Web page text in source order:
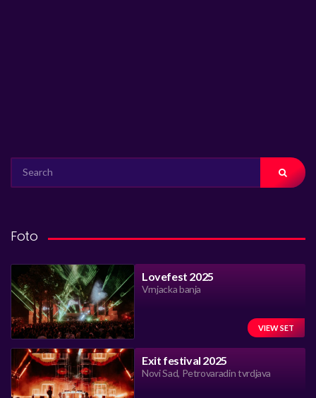
FOR:
Foto
Lovefest 2025
Vrnjacka banja
VIEW SET
Exit festival 2025
Novi Sad, Petrovaradin tvrdjava